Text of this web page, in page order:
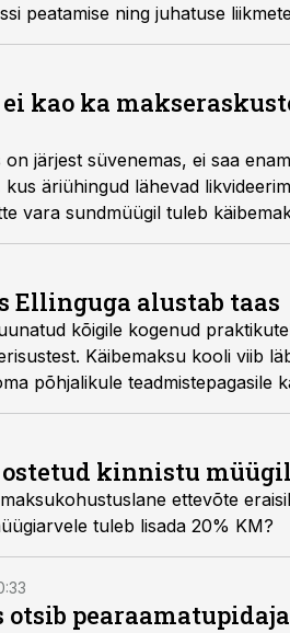
peatamise ning juhatuse
kao ka
järjest süvenemas, ei saa
äriühingud lähevad
maksunõustaja Tõnis Elling.
Ellinguga alustab taas
kõigile kogenud
Käibemaksu kooli viib
põhjalikule teadmistepagasile
kinnistu müügil
ettevõte
tuleb lisada 20% KM?